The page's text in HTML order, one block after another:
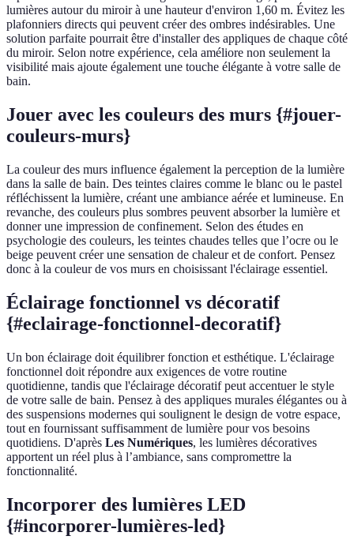
lumières autour du miroir à une hauteur d'environ 1,60 m. Évitez les
plafonniers directs qui peuvent créer des ombres indésirables. Une
solution parfaite pourrait être d'installer des appliques de chaque côté
du miroir. Selon notre expérience, cela améliore non seulement la
visibilité mais ajoute également une touche élégante à votre salle de
bain.
Jouer avec les couleurs des murs {#jouer-
couleurs-murs}
La couleur des murs influence également la perception de la lumière
dans la salle de bain. Des teintes claires comme le blanc ou le pastel
réfléchissent la lumière, créant une ambiance aérée et lumineuse. En
revanche, des couleurs plus sombres peuvent absorber la lumière et
donner une impression de confinement. Selon des études en
psychologie des couleurs, les teintes chaudes telles que l’ocre ou le
beige peuvent créer une sensation de chaleur et de confort. Pensez
donc à la couleur de vos murs en choisissant l'éclairage essentiel.
Éclairage fonctionnel vs décoratif
{#eclairage-fonctionnel-decoratif}
Un bon éclairage doit équilibrer fonction et esthétique. L'éclairage
fonctionnel doit répondre aux exigences de votre routine
quotidienne, tandis que l'éclairage décoratif peut accentuer le style
de votre salle de bain. Pensez à des appliques murales élégantes ou à
des suspensions modernes qui soulignent le design de votre espace,
tout en fournissant suffisamment de lumière pour vos besoins
quotidiens. D'après Les Numériques, les lumières décoratives
apportent un réel plus à l’ambiance, sans compromettre la
fonctionnalité.
Incorporer des lumières LED
{#incorporer-lumières-led}